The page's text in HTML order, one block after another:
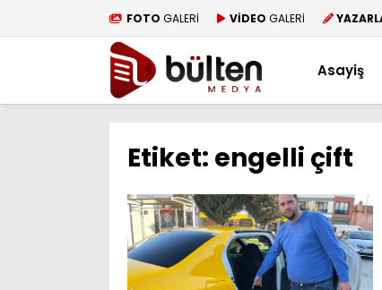
FOTO GALERİ VİDEO GALERİ
Asayiş
Etiket: engelli çift